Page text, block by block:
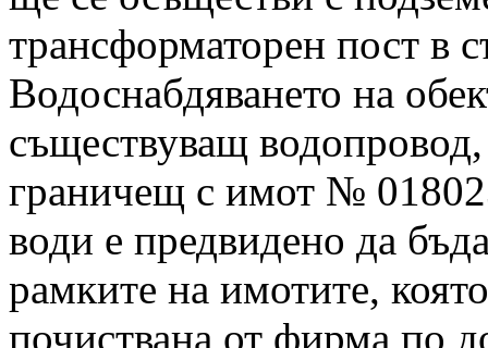
трансформаторен пост в
Водоснабдяването на
съществуващ
граничещ с имот №
води е предвидено да
рамките на имотите,
почиствана от фирма по